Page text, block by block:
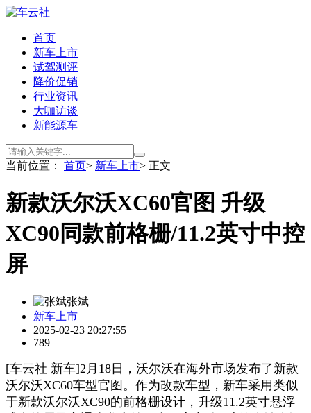
首页
新车上市
试驾测评
降价促销
行业资讯
大咖访谈
新能源车
当前位置： 首页> 新车上市> 正文
新款沃尔沃XC60官图 升级
XC90同款前格栅/11.2英寸中控
屏
张斌
新车上市
2025-02-23 20:27:55
789
[车云社 新车]2月18日，沃尔沃在海外市场发布了新款
沃尔沃XC60车型官图。作为改款车型，新车采用类似
于新款沃尔沃XC90的前格栅设计，升级11.2英寸悬浮